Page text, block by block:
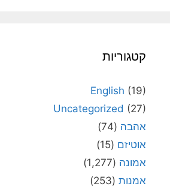
קטגוריות
English (19)
Uncategorized (27)
אהבה (74)
אוטיזם (15)
אמונה (1,277)
אמנות (253)